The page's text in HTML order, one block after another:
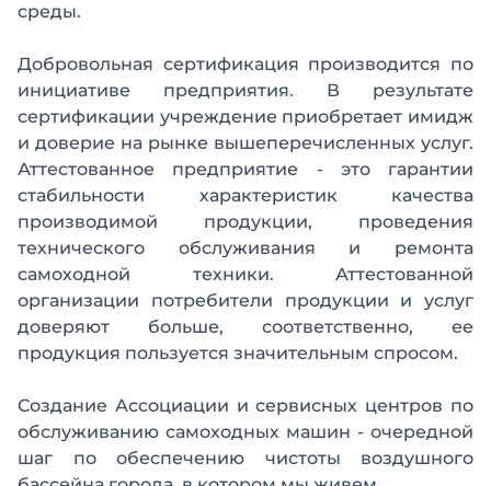
среды.
Добровольная сертификация производится по
инициативе предприятия. В результате
сертификации учреждение приобретает имидж
и доверие на рынке вышеперечисленных услуг.
Аттестованное предприятие - это гарантии
стабильности характеристик качества
производимой продукции, проведения
технического обслуживания и ремонта
самоходной техники. Аттестованной
организации потребители продукции и услуг
доверяют больше, соответственно, ее
продукция пользуется значительным спросом.
Создание Ассоциации и сервисных центров по
обслуживанию самоходных машин - очередной
шаг по обеспечению чистоты воздушного